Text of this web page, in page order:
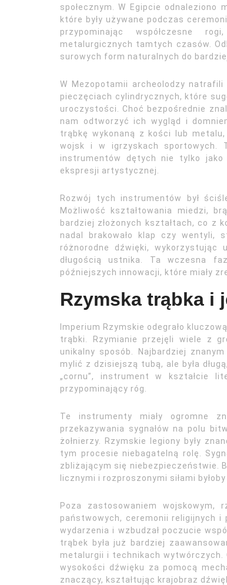
społecznym. W Egipcie
które były używane podczas
przypominając współczesne
metalurgicznych tamtych czasów.
surowych form naturalnych do
W Mezopotamii archeolodzy
pieczęciach cylindrycznych, które
uroczystości. Choć bezpośrednie
nam odtworzyć ich wygląd i
trąbkę wykonaną z kości lub
wojsk i w igrzyskach sportowych.
instrumentów dętych nie tylko jako
ekspresji artystycznej.
Rozwój tych instrumentów był
Możliwość kształtowania miedzi,
bardziej złożonych kształtach, co z
nadal brakowało klap czy wentyli,
różnorodne dźwięki, wykorzystując
długością ustnika. Ta wczesna
późniejszych innowacji, które miały
Rzymska trąbka i
Imperium Rzymskie odegrało
trąbki. Rzymianie przejęli wiele z
unikalny sposób. Najbardziej
mylić z dzisiejszą tubą, ale była
„cornu”, instrument w kształcie
przypominający róg.
Te instrumenty miały ogromne
przekazywania sygnałów na polu
żołnierzy. Rzymskie legiony były
tym procesie niebagatelną rolę.
zbliżającym się niebezpieczeństwie.
licznymi i rozproszonymi siłami
Poza zastosowaniem wojskowym,
państwowych, ceremonii religijnych i
wydarzenia i wzbudzał poczucie
trąbek była już bardziej
metalurgii i technikach wytwórczych.
wysokości dźwięku za pomocą
znaczący, kształtując krajobraz